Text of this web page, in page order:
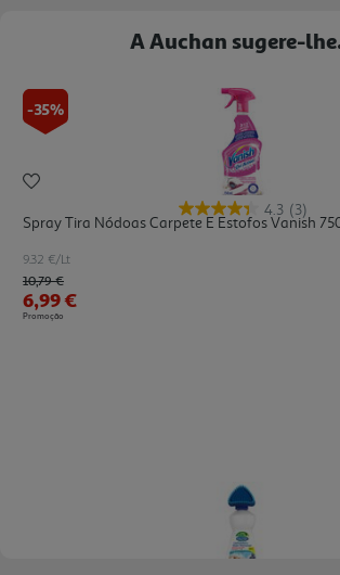
A Auchan sugere-
-35%
4.3 (3)
Spray Tira Nódoas Carpete E Estofos Vanish
9.32 €/Lt
Price reduced from
10,79 €to
6,99 €
Promoção